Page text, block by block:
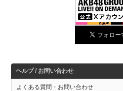
ヘルプ / お問い合わせ
よくある質問・お問い合わせ